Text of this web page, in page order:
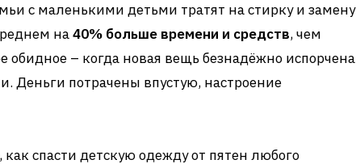
с маленькими детьми тратят на стирку и замену
на40% больше времени и средств, чем
обидное – когда новая вещь безнадёжно испорчена
Деньги потрачены впустую, настроение
как спасти детскую одежду от пятен любого